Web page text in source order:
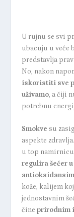
U rujnu se svi
ubacuju u veće
predstavlja
No, nakon
iskoristitisve
uživamo, a čiji
potrebnu
Smokve su
aspekte
u top
regulira šećer
kože, kalijem
jednostavnim
čine prirodnim